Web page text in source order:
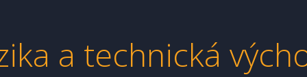
a technická